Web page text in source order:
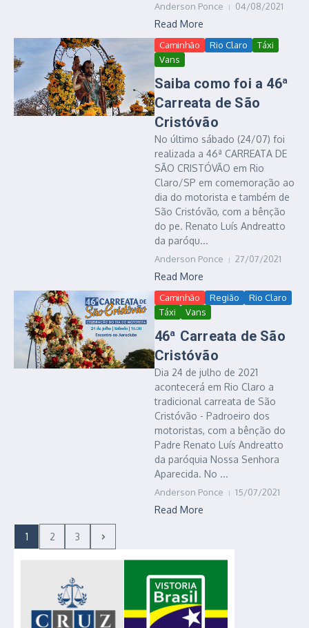
Anderson Ponce 04/08/2021
Read More
Caminhão Rio Claro
Táxi
Vans
Saiba como foi a 46ª
Carreata de São
Cristóvão
No último sábado (24/07) foi
realizada a 46ª CARREATA DE
SÃO CRISTÓVÃO em Rio
Claro/SP em comemoração ao
dia do motorista e também de
São Cristóvão, com a bênção
do pe. Renato Luís Andreatto
da paróqu...
Anderson Ponce 27/07/2021
Read More
Caminhão Região
Rio Claro
Táxi
Vans
46ª Carreata de São
Cristóvão
Dia 24 de julho de 2021
acontecerá em Rio Claro a
tradicional carreata de São
Cristóvão - Padroeiro dos
motoristas, com a bênção do
Padre Renato Luís Andreatto
da paróquia Nossa Senhora
Aparecida. No ...
Anderson Ponce 15/07/2021
Read More
1 2 3